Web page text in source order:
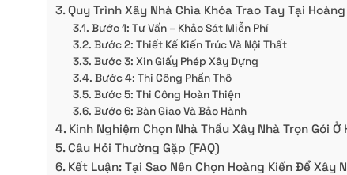
Quy Trình Xây Nhà Chìa Khóa Trao Tay Tại
Bước 1: Tư Vấn – Khảo Sát Miễn Phí
Bước 2: Thiết Kế Kiến Trúc Và Nội Thất
Bước 3: Xin Giấy Phép Xây Dựng
Bước 4: Thi Công Phần Thô
Bước 5: Thi Công Hoàn Thiện
Bước 6: Bàn Giao Và Bảo Hành
Kinh Nghiệm Chọn Nhà Thầu Xây Nhà Trọn Gói Ở
Câu Hỏi Thường Gặp (FAQ)
Kết Luận: Tại Sao Nên Chọn Hoàng Kiến Để Xây